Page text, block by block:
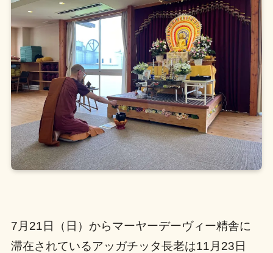
7月21日（日）からマーヤーデーヴィー精舎に
滞在されているアッガチッタ長老は11月23日